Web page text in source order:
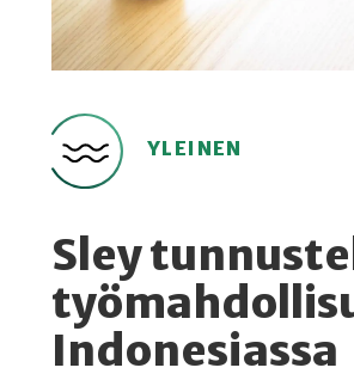
YLEINEN
Sley
Indonesiassa